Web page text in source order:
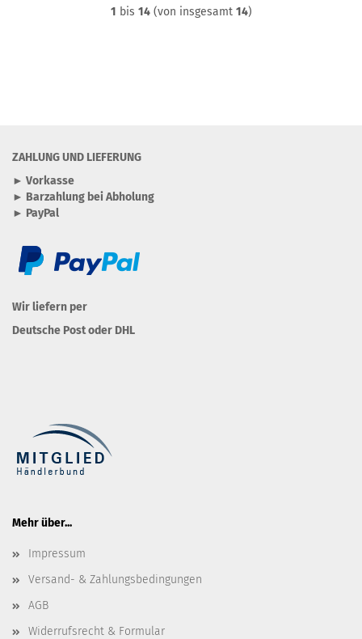
1 bis 14(von insgesamt 14)
ZAHLUNG UND LIEFERUNG
► Vorkasse
► Barzahlung bei Abholung
► PayPal
Wir liefern per
Deutsche Post oder DHL
Mehr über...
Impressum
Versand- & Zahlungsbedingungen
AGB
Widerrufsrecht & Formular